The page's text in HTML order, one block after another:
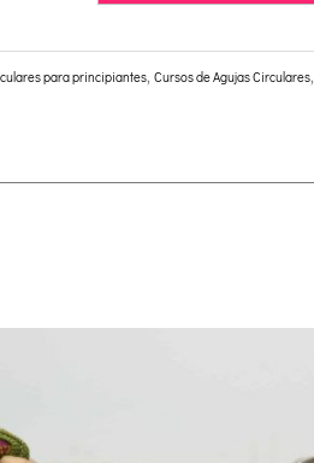
para principiantes, Cursos de Agujas Circulares,